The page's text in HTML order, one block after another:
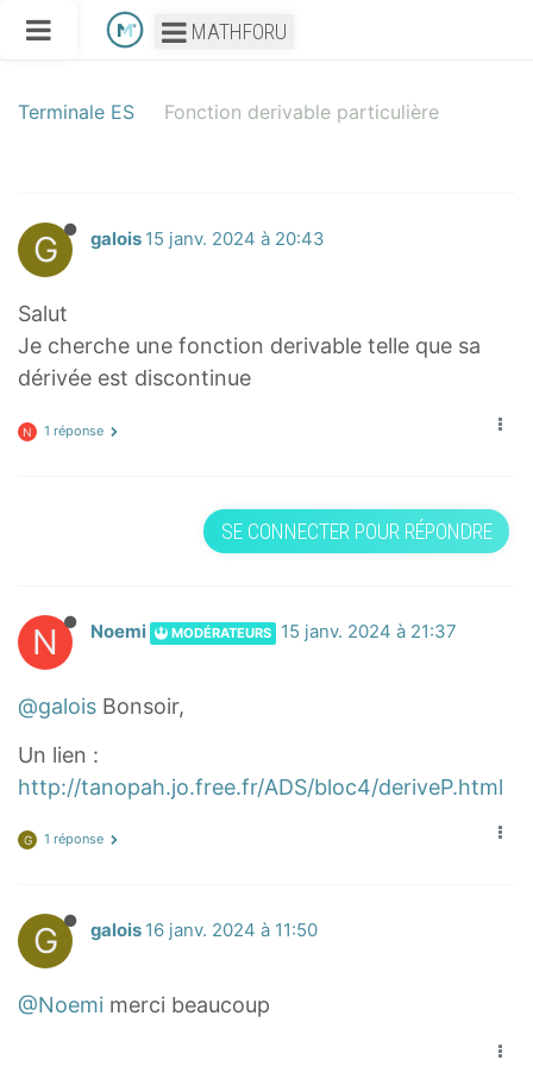
MATHFORU
Terminale ES Fonction derivable particulière
G galois 15 janv. 2024 à 20:43
Salut
Je cherche une fonction derivable telle que sa
dérivée est discontinue
N 1 réponse
SE CONNECTER POUR RÉPONDRE
N Noemi MODÉRATEURS 15 janv. 2024 à 21:37
@galois Bonsoir,
Un lien :
http://tanopah.jo.free.fr/ADS/bloc4/deriveP.html
G 1 réponse
G galois 16 janv. 2024 à 11:50
@Noemi merci beaucoup